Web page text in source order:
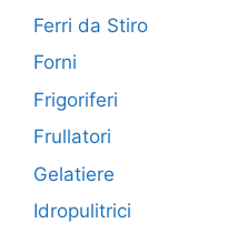
Ferri da Stiro
Forni
Frigoriferi
Frullatori
Gelatiere
Idropulitrici